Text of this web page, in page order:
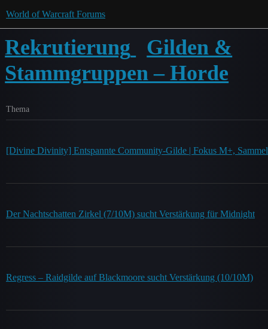
World of Warcraft Forums
Rekrutierung
Gilden &
Stammgruppen – Horde
Thema
[Divine Divinity] Entspannte Community-Gilde | Fokus M+,
Der Nachtschatten Zirkel (7/10M) sucht Verstärkung für Midnight
Regress – Raidgilde auf Blackmoore sucht Verstärkung (10/10M)